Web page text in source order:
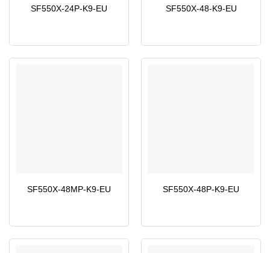
SF550X-24P-K9-EU SF550X-48-K9-EU
SF550X-48MP-K9-EU SF550X-48P-K9-EU